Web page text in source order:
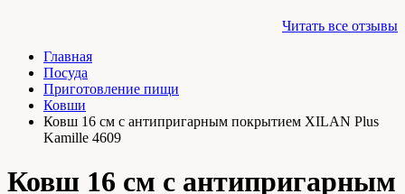
Читать все отзывы
Главная
Посуда
Приготовление пищи
Ковши
Ковш 16 см с антипригарным покрытием XILAN Plus
Kamille 4609
Ковш 16 см с антипригарным